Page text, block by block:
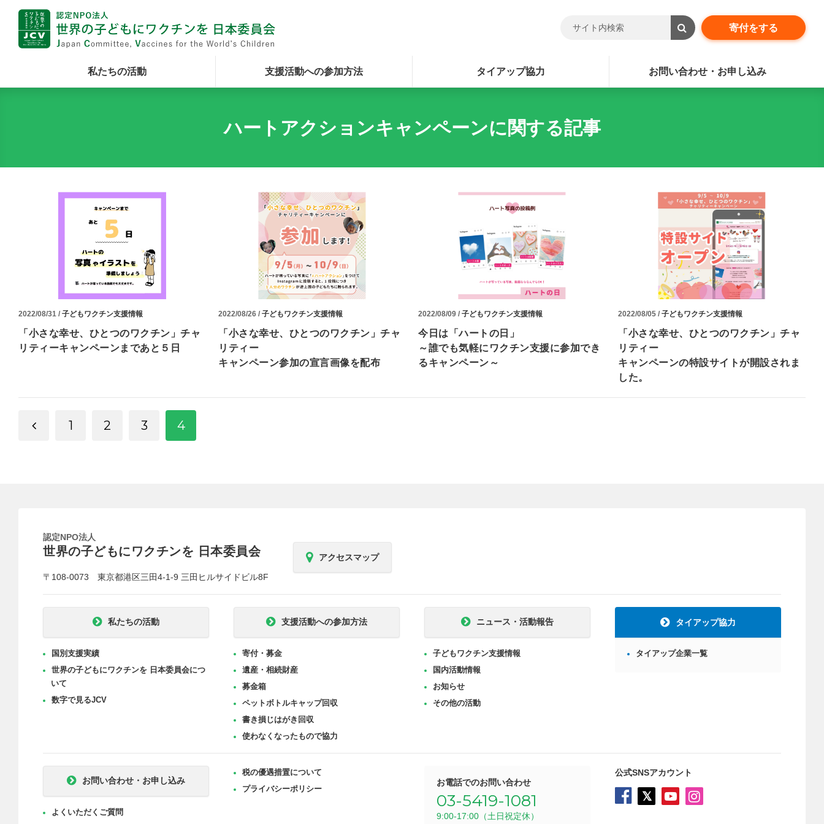
寄付をする
私たちの活動 支援活動への参加方法 タイアップ協力 お問い合わせ・お申し込み
ハートアクションキャンペーンに関する記事
2022/08/31 / 子どもワクチン支援情報
「小さな幸せ、ひとつのワクチン」チャ
リティーキャンペーンまであと５日
2022/08/26 / 子どもワクチン支援情報
「小さな幸せ、ひとつのワクチン」チャ
リティー
キャンペーン参加の宣言画像を配布
2022/08/09 / 子どもワクチン支援情報
今日は「ハートの日」
～誰でも気軽にワクチン支援に参加でき
るキャンペーン～
2022/08/05 / 子どもワクチン支援情報
「小さな幸せ、ひとつのワクチン」チャ
リティー
キャンペーンの特設サイトが開設されま
した。
1 2 3 4
認定NPO法人
世界の子どもにワクチンを 日本委員会
〒108-0073 東京都港区三田4-1-9 三田ヒルサイドビル8F
アクセスマップ
私たちの活動
国別支援実績
世界の子どもにワクチンを 日本委員会につ
いて
数字で見るJCV
支援活動への参加方法
寄付・募金
遺産・相続財産
募金箱
ペットボトルキャップ回収
書き損じはがき回収
使わなくなったもので協力
ニュース・活動報告
子どもワクチン支援情報
国内活動情報
お知らせ
その他の活動
タイアップ協力
タイアップ企業一覧
お問い合わせ・お申し込み
よくいただくご質問
税の優遇措置について
プライバシーポリシー
お電話でのお問い合わせ
03-5419-1081
9:00-17:00（土日祝定休）
公式SNSアカウント